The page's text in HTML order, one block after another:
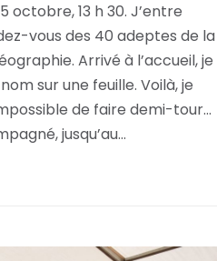
octobre, 13 h 30. J’entre
vous des 40 adeptes de la
Arrivé à l’accueil, je
sur une feuille. Voilà, je
de faire demi-tour…
jusqu’au…